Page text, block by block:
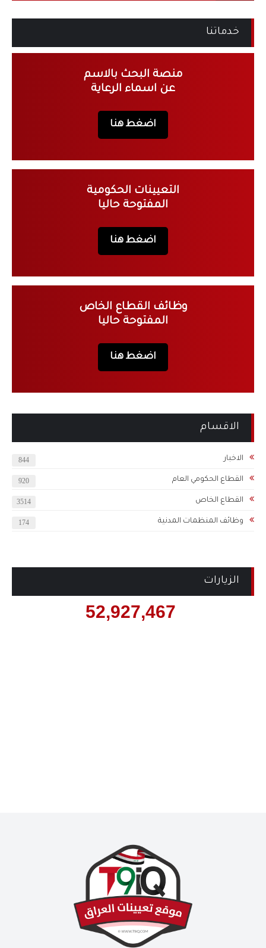
خدماتنا
منصة البحث بالاسم
عن اسماء الرعاية
اضغط هنا
التعيينات الحكومية
المفتوحة حاليا
اضغط هنا
وظائف القطاع الخاص
المفتوحة حاليا
اضغط هنا
الاقسام
الاخبار 844
القطاع الحكومي العام 920
القطاع الخاص 3514
وظائف المنظمات المدنية 174
الزيارات
52,927,467